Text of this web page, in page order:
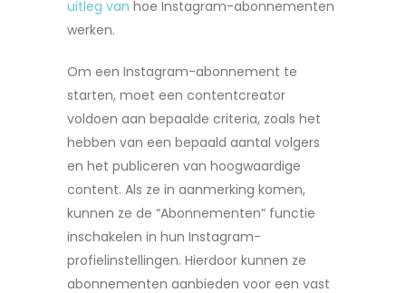
uitleg van hoe Instagram-abonnementen
werken.
Om een Instagram-abonnement te
starten, moet een contentcreator
voldoen aan bepaalde criteria, zoals het
hebben van een bepaald aantal volgers
en het publiceren van hoogwaardige
content. Als ze in aanmerking komen,
kunnen ze de “Abonnementen” functie
inschakelen in hun Instagram-
profielinstellingen. Hierdoor kunnen ze
abonnementen aanbieden voor een vast